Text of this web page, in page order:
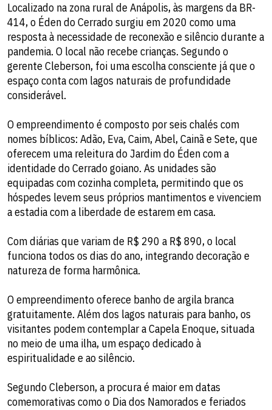
Localizado na zona rural de Anápolis, às margens da BR-
414, o Éden do Cerrado surgiu em 2020 como uma
resposta à necessidade de reconexão e silêncio durante a
pandemia. O local não recebe crianças. Segundo o
gerente Cleberson, foi uma escolha consciente já que o
espaço conta com lagos naturais de profundidade
considerável.
O empreendimento é composto por seis chalés com
nomes bíblicos: Adão, Eva, Caim, Abel, Cainã e Sete, que
oferecem uma releitura do Jardim do Éden com a
identidade do Cerrado goiano. As unidades são
equipadas com cozinha completa, permitindo que os
hóspedes levem seus próprios mantimentos e vivenciem
a estadia com a liberdade de estarem em casa.
Com diárias que variam de R$ 290 a R$ 890, o local
funciona todos os dias do ano, integrando decoração e
natureza de forma harmônica.
O empreendimento oferece banho de argila branca
gratuitamente. Além dos lagos naturais para banho, os
visitantes podem contemplar a Capela Enoque, situada
no meio de uma ilha, um espaço dedicado à
espiritualidade e ao silêncio.
Segundo Cleberson, a procura é maior em datas
comemorativas como o Dia dos Namorados e feriados